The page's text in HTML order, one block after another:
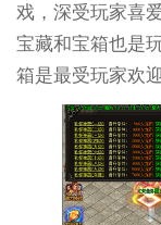
戏，深受玩家喜
宝藏和宝箱也是
箱是最受玩家欢